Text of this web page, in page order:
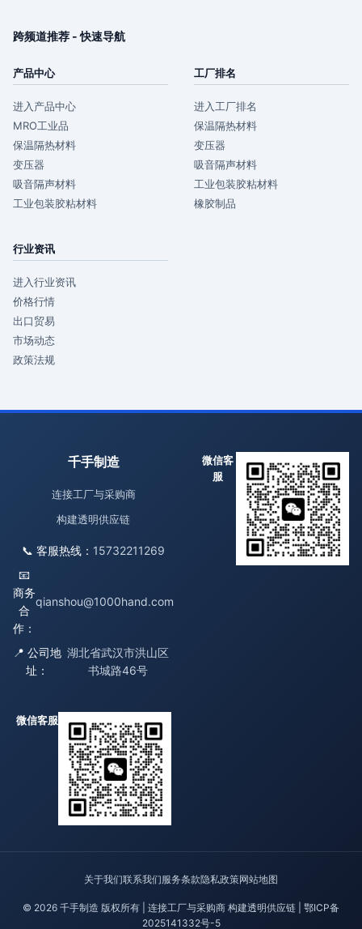
跨频道推荐 - 快速导航
产品中心
进入产品中心
MRO工业品
保温隔热材料
变压器
吸音隔声材料
工业包装胶粘材料
工厂排名
进入工厂排名
保温隔热材料
变压器
吸音隔声材料
工业包装胶粘材料
橡胶制品
行业资讯
进入行业资讯
价格行情
出口贸易
市场动态
政策法规
千手制造
连接工厂与采购商
构建透明供应链
📞 客服热线： 15732211269
📧
商务
合
作：
qianshou@1000hand.com
📍 公司地
址：
湖北省武汉市洪山区
书城路46号
微信客
服
微信客服
关于我们联系我们服务条款隐私政策网站地图
© 2026 千手制造 版权所有 | 连接工厂与采购商 构建透明供应链 | 鄂ICP备
2025141332号-5